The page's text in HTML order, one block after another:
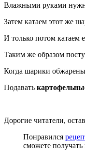
Влажными руками
Затем катаем этот же
И только потом катаем
Таким же образом
Когда шарики
Подавать
Дорогие читатели,
Понравился
сможете